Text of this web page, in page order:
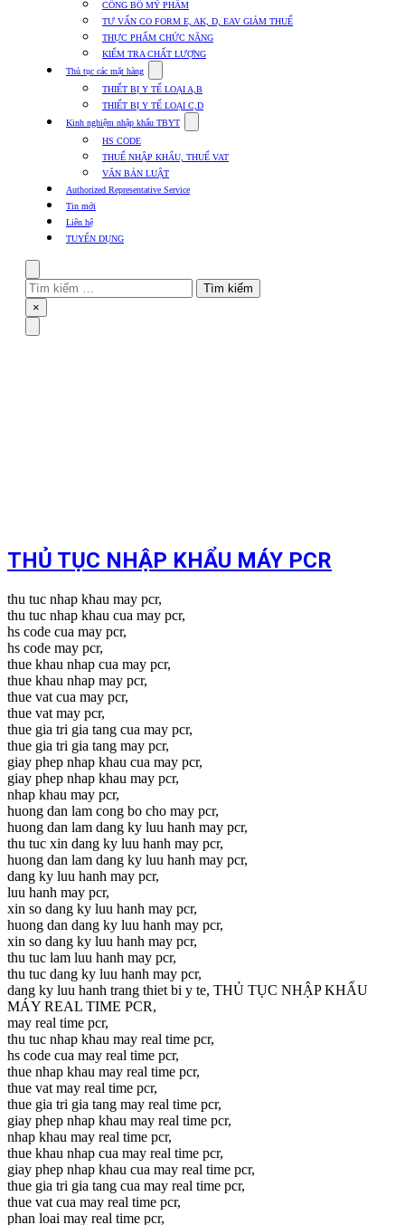
for
Dịch
vụ
khác
CÔNG BỐ MỸ PHẨM
TƯ VẤN CO FORM E, AK, D, EAV GIẢM THUẾ
THỰC PHẨM CHỨC NĂNG
KIỂM TRA CHẤT LƯỢNG
Thủ tục các mặt hàng
submenu
for
Thủ
tục
mặt
hàng
THIẾT BỊ Y TẾ LOẠI A,B
THIẾT BỊ Y TẾ LOẠI C,D
Kinh nghiệm nhập khẩu TBYT
submenu
Kinh
HS CODE
THUẾ NHẬP KHẨU, THUẾ VAT
VĂN BẢN LUẬT
Authorized Representative Service
Tin mới
Liên hệ
TUYỂN DỤNG
Tìm
kiếm
cho:
Close
×
THỦ TỤC NHẬP KHẨU MÁY PCR
thu tuc nhap khau may pcr,
thu tuc nhap khau cua may pcr,
hs code cua may pcr,
hs code may pcr,
thue khau nhap cua may pcr,
thue khau nhap may pcr,
thue vat cua may pcr,
thue vat may pcr,
thue gia tri gia tang cua may pcr,
thue gia tri gia tang may pcr,
giay phep nhap khau cua may pcr,
giay phep nhap khau may pcr,
nhap khau may pcr,
huong dan lam cong bo cho may pcr,
huong dan lam dang ky luu hanh may pcr,
thu tuc xin dang ky luu hanh may pcr,
huong dan lam dang ky luu hanh may pcr,
dang ky luu hanh may pcr,
luu hanh may pcr,
xin so dang ky luu hanh may pcr,
huong dan dang ky luu hanh may pcr,
xin so dang ky luu hanh may pcr,
thu tuc lam luu hanh may pcr,
thu tuc dang ky luu hanh may pcr,
dang ky luu hanh trang thiet bi y te, THỦ TỤC NHẬP KHẨU
MÁY REAL TIME PCR,
may real time pcr,
thu tuc nhap khau may real time pcr,
hs code cua may real time pcr,
thue nhap khau may real time pcr,
thue vat may real time pcr,
thue gia tri gia tang may real time pcr,
giay phep nhap khau may real time pcr,
nhap khau may real time pcr,
thue khau nhap cua may real time pcr,
giay phep nhap khau cua may real time pcr,
thue gia tri gia tang cua may real time pcr,
thue vat cua may real time pcr,
phan loai may real time pcr,